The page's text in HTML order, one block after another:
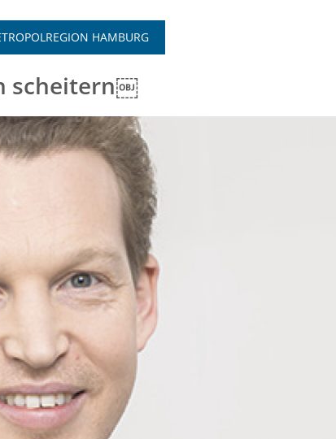
HAMBURG
scheitern￼